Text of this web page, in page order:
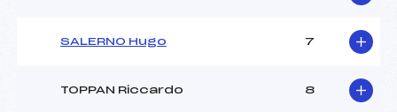
SALERNO Hugo 7
TOPPAN Riccardo 8